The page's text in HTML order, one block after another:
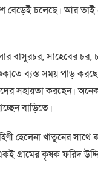
বেড়েই চলেছে। আর তাই
বাসুরচর, সাহেবের চর,
ব্যস্ত সময় পাড়
সহায়তা করছেন।
বাড়িতে।
হেলেনা খাতুনের সাথে
গ্রামের কৃষক ফরিদ